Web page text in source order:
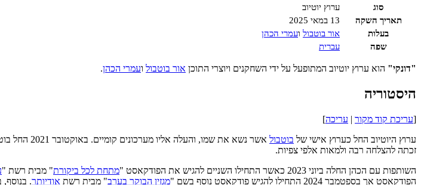
סוג
ערוץ יוטיוב
תאריך השקה
13 במאי 2025
בעלות
אור בוטבול ועמרי הכהן
שפה
עברית
"דונקי" הוא ערוץ יוטיוב המתופעל על ידי השחקנים ויוצרי התוכן אור בוטבול ועמרי הכהן.
היסטוריה
[עריכת קוד מקור | עריכה]
ערוץ היוטיוב החל כערוץ אישי של בוטבול
אשר נשא
זכתה להצלחה רבה ולמאות אלפי צפיות.
השותפות עם הכהן החלה ביוני 2023 כאשר התחילו השניים להגיש את הפודקאסט "
מתחת לכל ביקורת" מבית רשת "
הפודקאסט אך בספטמבר 2024 התחילו להגיש פודקאסט נוסף בשם "
מגזין הבוקר בערב" מבית רשת אודיותר.